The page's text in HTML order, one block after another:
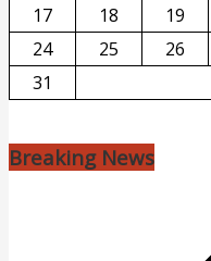
17
18 19
24
25 26
31
Breaking News